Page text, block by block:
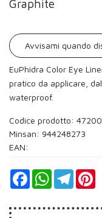
Graphite
Avvisami quando
EuPhidra Color Eye
pratico da applicare,
waterproof.
Codice prodotto: 47200
Minsan: 944248273
EAN:
FacebookWhatsAppTelegram